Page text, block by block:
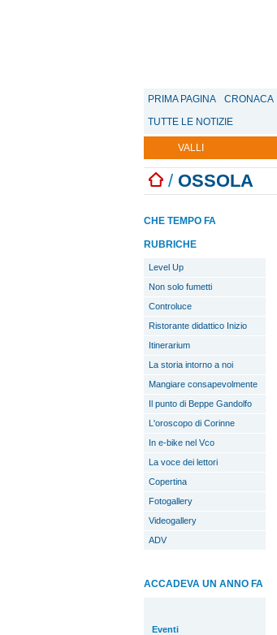
PRIMA PAGINA CRONACA
TUTTE LE NOTIZIE
VALLI
/ OSSOLA
CHE TEMPO FA
RUBRICHE
Level Up
Non solo fumetti
Controluce
Ristorante didattico Inizio
Itinerarium
La storia intorno a noi
Mangiare consapevolmente
Il punto di Beppe Gandolfo
L'oroscopo di Corinne
In e-bike nel Vco
La voce dei lettori
Copertina
Fotogallery
Videogallery
ADV
ACCADEVA UN ANNO FA
Eventi